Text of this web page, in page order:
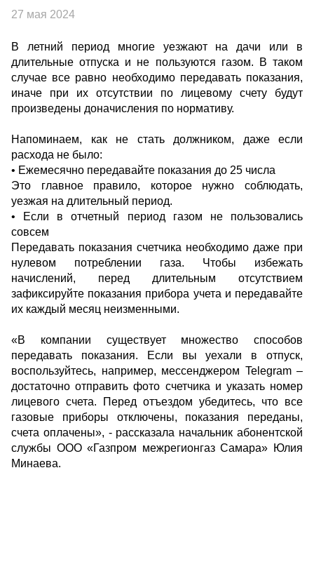
27 мая 2024
В летний период многие уезжают на дачи или в
длительные отпуска и не пользуются газом. В таком
случае все равно необходимо передавать показания,
иначе при их отсутствии по лицевому счету будут
произведены доначисления по нормативу.
Напоминаем, как не стать должником, даже если
расхода не было:
• Ежемесячно передавайте показания до 25 числа
Это главное правило, которое нужно соблюдать,
уезжая на длительный период.
• Если в отчетный период газом не пользовались
совсем
Передавать показания счетчика необходимо даже при
нулевом потреблении газа. Чтобы избежать
начислений, перед длительным отсутствием
зафиксируйте показания прибора учета и передавайте
их каждый месяц неизменными.
«В компании существует множество способов
передавать показания. Если вы уехали в отпуск,
воспользуйтесь, например, мессенджером Telegram –
достаточно отправить фото счетчика и указать номер
лицевого счета. Перед отъездом убедитесь, что все
газовые приборы отключены, показания переданы,
счета оплачены», - рассказала начальник абонентской
службы ООО «Газпром межрегионгаз Самара» Юлия
Минаева.